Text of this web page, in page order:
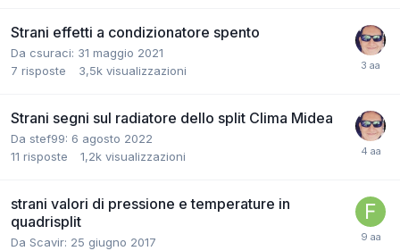
Strani effetti a condizionatore spento
Da csuraci: 31 maggio 2021
7 risposte 3,5k visualizzazioni
Strani segni sul radiatore dello split Clima Midea
Da stef99: 6 agosto 2022
11 risposte 1,2k visualizzazioni
strani valori di pressione e temperature in
quadrisplit
Da Scavir: 25 giugno 2017